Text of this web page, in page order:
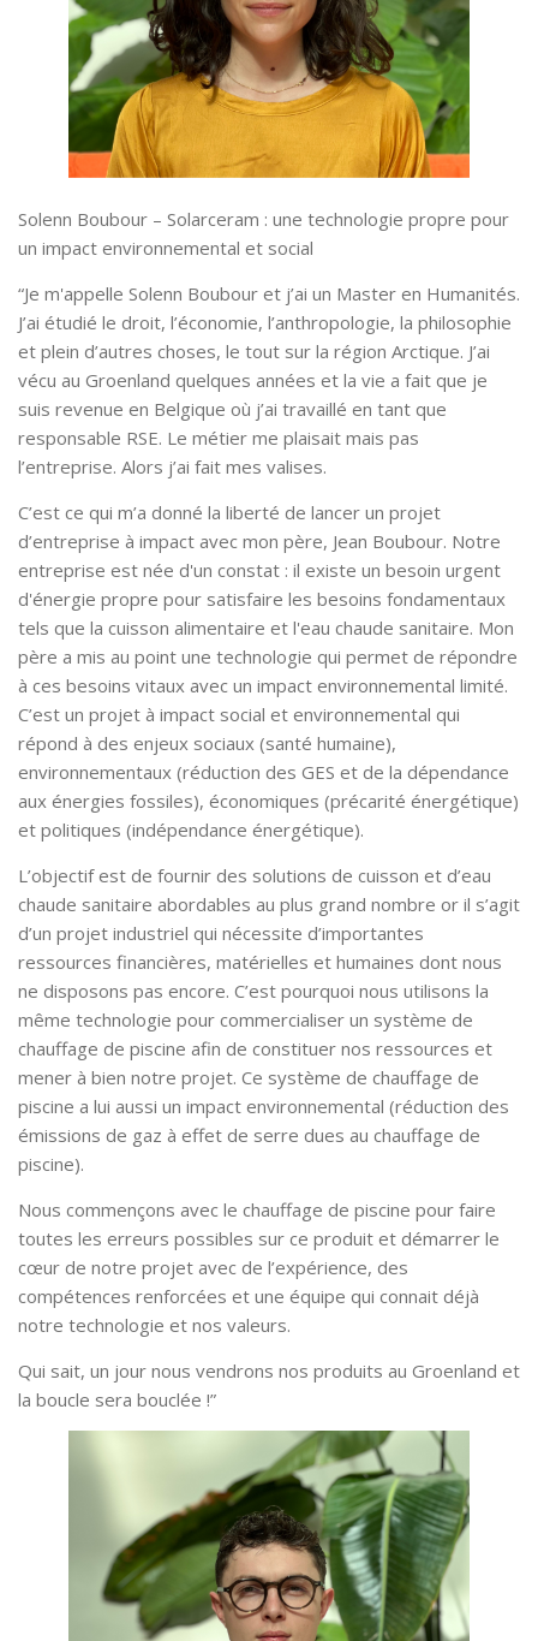
Solenn Boubour – Solarceram : une technologie propre pour
un impact environnemental et social
“Je m'appelle Solenn Boubour et j’ai un Master en Humanités.
J’ai étudié le droit, l’économie, l’anthropologie, la philosophie
et plein d’autres choses, le tout sur la région Arctique. J’ai
vécu au Groenland quelques années et la vie a fait que je
suis revenue en Belgique où j’ai travaillé en tant que
responsable RSE. Le métier me plaisait mais pas
l’entreprise. Alors j’ai fait mes valises.
C’est ce qui m’a donné la liberté de lancer un projet
d’entreprise à impact avec mon père, Jean Boubour. Notre
entreprise est née d'un constat : il existe un besoin urgent
d'énergie propre pour satisfaire les besoins fondamentaux
tels que la cuisson alimentaire et l'eau chaude sanitaire. Mon
père a mis au point une technologie qui permet de répondre
à ces besoins vitaux avec un impact environnemental limité.
C’est un projet à impact social et environnemental qui
répond à des enjeux sociaux (santé humaine),
environnementaux (réduction des GES et de la dépendance
aux énergies fossiles), économiques (précarité énergétique)
et politiques (indépendance énergétique).
L’objectif est de fournir des solutions de cuisson et d’eau
chaude sanitaire abordables au plus grand nombre or il s’agit
d’un projet industriel qui nécessite d’importantes
ressources financières, matérielles et humaines dont nous
ne disposons pas encore. C’est pourquoi nous utilisons la
même technologie pour commercialiser un système de
chauffage de piscine afin de constituer nos ressources et
mener à bien notre projet. Ce système de chauffage de
piscine a lui aussi un impact environnemental (réduction des
émissions de gaz à effet de serre dues au chauffage de
piscine).
Nous commençons avec le chauffage de piscine pour faire
toutes les erreurs possibles sur ce produit et démarrer le
cœur de notre projet avec de l’expérience, des
compétences renforcées et une équipe qui connait déjà
notre technologie et nos valeurs.
Qui sait, un jour nous vendrons nos produits au Groenland et
la boucle sera bouclée !”